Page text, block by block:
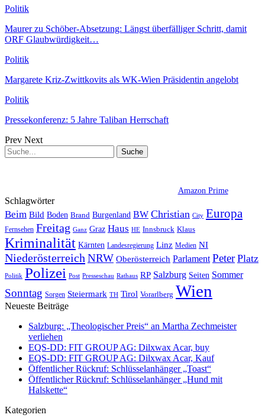
Politik
Maurer zu Schöber-Absetzung: Längst überfälliger Schritt, damit
ORF Glaubwürdigkeit…
Politik
Margarete Kriz-Zwittkovits als WK-Wien Präsidentin angelobt
Politik
Pressekonferenz: 5 Jahre Taliban Herrschaft
Prev Next
Amazon Prime
Schlagwörter
Beim Bild Boden Brand Burgenland BW Christian City Europa
Fernsehen Freitag Ganz Graz Haus HE Innsbruck Klaus
Kriminalität Kärnten Landesregierung Linz Medien NI
Niederösterreich NRW Oberösterreich Parlament Peter Platz
Politik Polizei Post Presseschau Rathaus RP Salzburg Seiten Sommer
Sonntag Sorgen Steiermark TH Tirol Vorarlberg Wien
Neueste Beiträge
Salzburg: „Theologischer Preis“ an Martha Zechmeister
verliehen
EQS-DD: FIT GROUP AG: Dilxwax Acar, buy
EQS-DD: FIT GROUP AG: Dilxwax Acar, Kauf
Öffentlicher Rückruf: Schlüsselanhänger „Toast“
Öffentlicher Rückruf: Schlüsselanhänger „Hund mit
Halskette“
Kategorien